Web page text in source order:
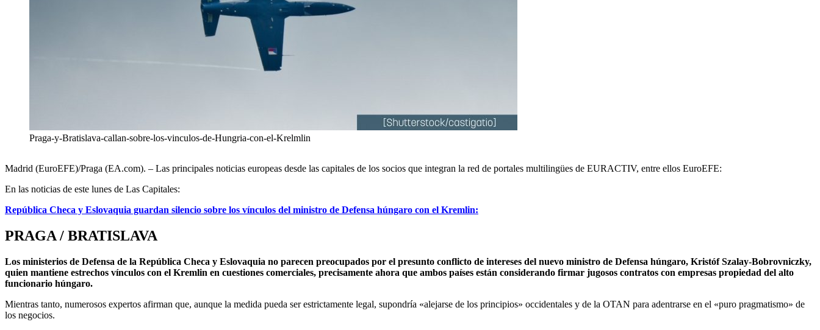
Praga-y-Bratislava-callan-sobre-los-vinculos-de-Hungria-con-el-Krelmlin
Madrid (EuroEFE)/Praga (EA.com). – Las principales noticias europeas desde las capitales de los socios que integran la red de portales multilingües de EURACTIV, entre ellos EuroEFE:
En las noticias de este lunes de Las Capitales:
República Checa y Eslovaquia guardan silencio sobre los vínculos del ministro de Defensa húngaro con el Kremlin:
PRAGA / BRATISLAVA
Los ministerios de Defensa de la República Checa y Eslovaquia no parecen preocupados por el presunto conflicto de intereses del nuevo ministro de Defensa húngaro, Kristóf Szalay-Bobrovniczky,
quien mantiene estrechos vínculos con el Kremlin en cuestiones comerciales, precisamente ahora que ambos países están considerando firmar jugosos contratos con empresas propiedad del alto
funcionario húngaro.
Mientras tanto, numerosos expertos afirman que, aunque la medida pueda ser estrictamente legal, supondría «alejarse de los principios» occidentales y de la OTAN para adentrarse en el «puro pragmatismo» de
los negocios.